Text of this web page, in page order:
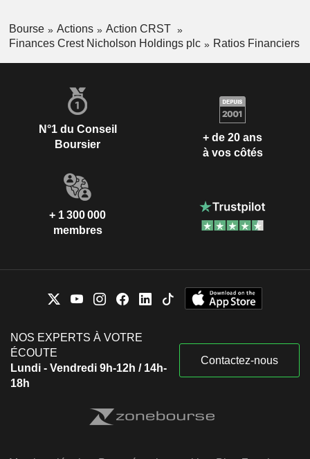
Bourse Actions
Action CRST
Finances Crest Nicholson Holdings plc
Ratios Financiers
N°1 du Conseil
Boursier
+ de 20 ans
à vos côtés
+ 1 300 000
membres
NOS EXPERTS À VOTRE
ÉCOUTE
Lundi - Vendredi 9h-12h / 14h-
18h
Contactez-nous